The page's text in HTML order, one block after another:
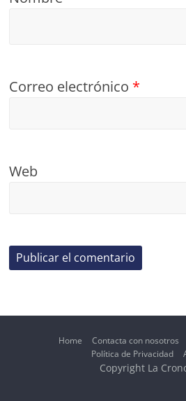
Correo electrónico *
Web
Home Contacta con nosotros
Política de Privacidad
Copyright La